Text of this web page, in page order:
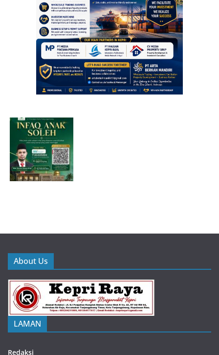
About Us
LAMAN
Redaksi